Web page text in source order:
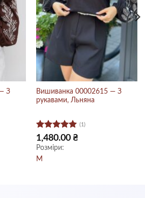
З
Вишиванка 00002615 — З
рукавами, Льняна
Оцінено в
5з 5
(1)
1,480.00 ₴
Розміри:
M